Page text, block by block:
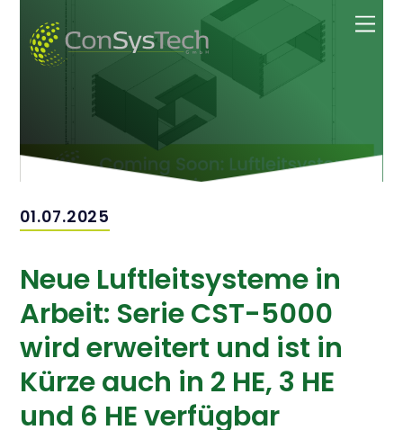
Inhalt
springen
01.07.2025
Neue Luftleitsysteme in
Arbeit: Serie CST-5000
wird erweitert und ist in
Kürze auch in 2 HE, 3 HE
und 6 HE verfügbar